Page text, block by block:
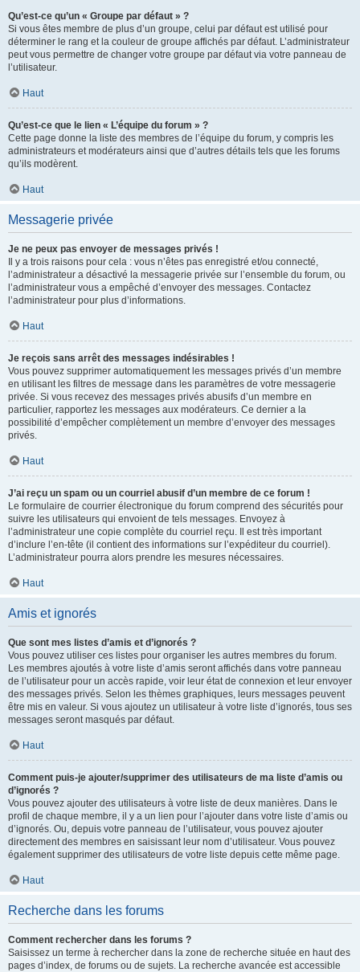
Qu’est-ce qu’un « Groupe par défaut » ?
Si vous êtes membre de plus d’un groupe, celui par défaut est utilisé pour
déterminer le rang et la couleur de groupe affichés par défaut. L’administrateur
peut vous permettre de changer votre groupe par défaut via votre panneau de
l’utilisateur.
Haut
Qu’est-ce que le lien « L’équipe du forum » ?
Cette page donne la liste des membres de l’équipe du forum, y compris les
administrateurs et modérateurs ainsi que d’autres détails tels que les forums
qu’ils modèrent.
Haut
Messagerie privée
Je ne peux pas envoyer de messages privés !
Il y a trois raisons pour cela : vous n’êtes pas enregistré et/ou connecté,
l’administrateur a désactivé la messagerie privée sur l’ensemble du forum, ou
l’administrateur vous a empêché d’envoyer des messages. Contactez
l’administrateur pour plus d’informations.
Haut
Je reçois sans arrêt des messages indésirables !
Vous pouvez supprimer automatiquement les messages privés d’un membre
en utilisant les filtres de message dans les paramètres de votre messagerie
privée. Si vous recevez des messages privés abusifs d’un membre en
particulier, rapportez les messages aux modérateurs. Ce dernier a la
possibilité d’empêcher complètement un membre d’envoyer des messages
privés.
Haut
J’ai reçu un spam ou un courriel abusif d’un membre de ce forum !
Le formulaire de courrier électronique du forum comprend des sécurités pour
suivre les utilisateurs qui envoient de tels messages. Envoyez à
l’administrateur une copie complète du courriel reçu. Il est très important
d’inclure l’en-tête (il contient des informations sur l’expéditeur du courriel).
L’administrateur pourra alors prendre les mesures nécessaires.
Haut
Amis et ignorés
Que sont mes listes d’amis et d’ignorés ?
Vous pouvez utiliser ces listes pour organiser les autres membres du forum.
Les membres ajoutés à votre liste d’amis seront affichés dans votre panneau
de l’utilisateur pour un accès rapide, voir leur état de connexion et leur envoyer
des messages privés. Selon les thèmes graphiques, leurs messages peuvent
être mis en valeur. Si vous ajoutez un utilisateur à votre liste d’ignorés, tous ses
messages seront masqués par défaut.
Haut
Comment puis-je ajouter/supprimer des utilisateurs de ma liste d’amis ou
d’ignorés ?
Vous pouvez ajouter des utilisateurs à votre liste de deux manières. Dans le
profil de chaque membre, il y a un lien pour l’ajouter dans votre liste d’amis ou
d’ignorés. Ou, depuis votre panneau de l’utilisateur, vous pouvez ajouter
directement des membres en saisissant leur nom d’utilisateur. Vous pouvez
également supprimer des utilisateurs de votre liste depuis cette même page.
Haut
Recherche dans les forums
Comment rechercher dans les forums ?
Saisissez un terme à rechercher dans la zone de recherche située en haut des
pages d’index, de forums ou de sujets. La recherche avancée est accessible